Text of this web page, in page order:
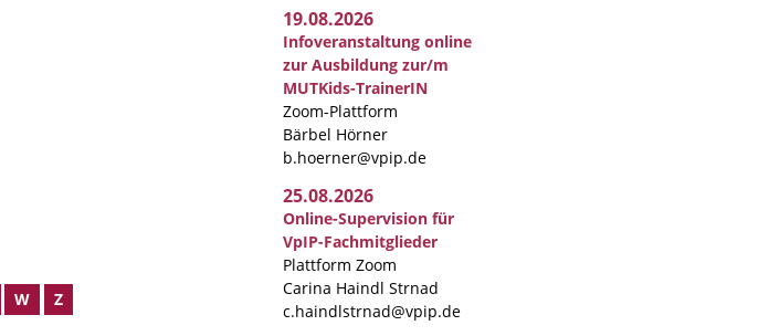
W Z
19.08.2026
Infoveranstaltung online
zur Ausbildung zur/m
MUTKids-TrainerIN
Zoom-Plattform
Bärbel Hörner
b.hoerner@vpip.de
25.08.2026
Online-Supervision für
VpIP-Fachmitglieder
Plattform Zoom
Carina Haindl Strnad
c.haindlstrnad@vpip.de